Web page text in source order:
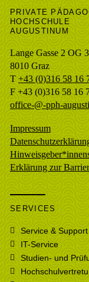
PRIVATE
HOCHSCHULE
AUGUSTINUM
Lange Gasse 2 OG 3
8010 Graz
T +43 (0)316 58 16
F +43 (0)316 58 16
office-@-pph-
Impressum
Erklärung zur
SERVICES
Service & Support
IT-Service
Studien- und